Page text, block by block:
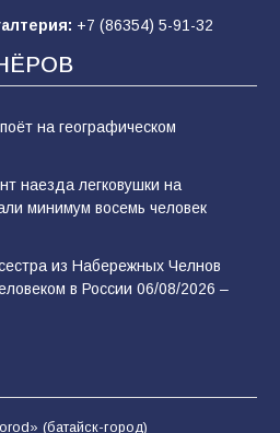
— это
+7 (86354) 5-91-32
на географическом
наезда легковушки на
минимум восемь человек
из Набережных Челнов
в России 06/08/2026 –
(батайск-город)